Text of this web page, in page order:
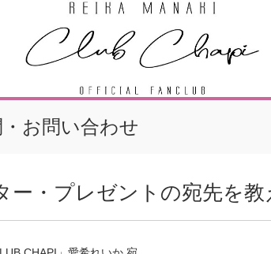
お問い合わせ
ー・プレゼントの宛先を教